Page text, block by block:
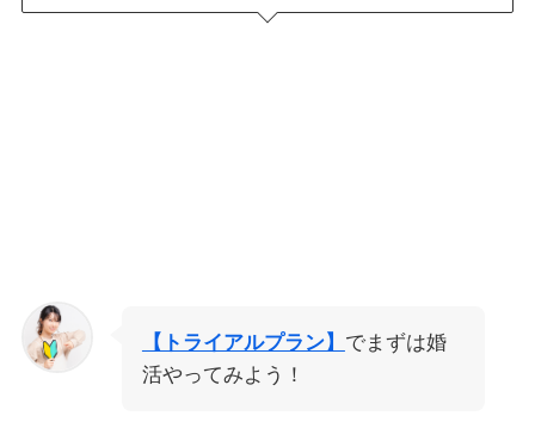
【トライアルプラン】 でまずは婚
活やってみよう！